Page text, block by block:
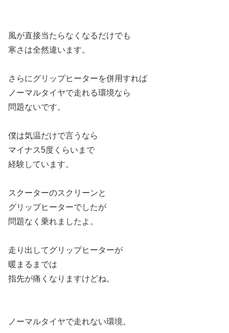
風が直接当たらなくなるだけでも
寒さは全然違います。
さらにグリップヒーターを併用すれば
ノーマルタイヤで走れる環境なら
問題ないです。
僕は気温だけで言うなら
マイナス5度くらいまで
経験しています。
スクーターのスクリーンと
グリップヒーターでしたが
問題なく乗れましたよ。
走り出してグリップヒーターが
暖まるまでは
指先が痛くなりますけどね。
ノーマルタイヤで走れない環境。